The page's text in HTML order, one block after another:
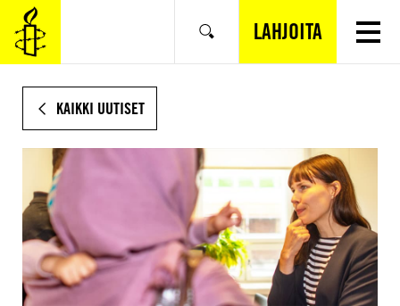
SIIRRY
VARSINAISEEN
SISÄLTÖÖN
Hae LAHJOITA
KAIKKI UUTISET